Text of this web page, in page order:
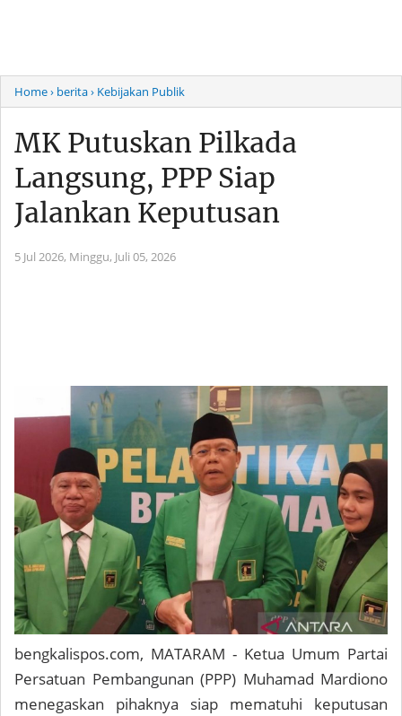
Home› berita› Kebijakan Publik
MK Putuskan Pilkada
Langsung, PPP Siap
Jalankan Keputusan
5 Jul 2026, Minggu, Juli 05, 2026
bengkalispos.com, MATARAM - Ketua Umum Partai
Persatuan Pembangunan (PPP) Muhamad Mardiono
menegaskan pihaknya siap mematuhi keputusan